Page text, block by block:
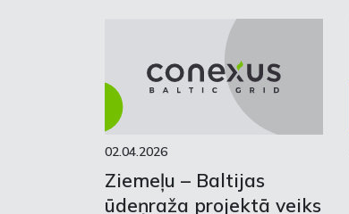
02.04.2026
Ziemeļu – Baltijas
ūdeņraža projektā veiks